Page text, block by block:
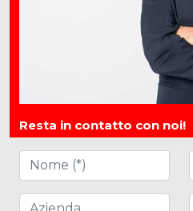
Resta in contatto con noi!
Nome (*)
Azienda